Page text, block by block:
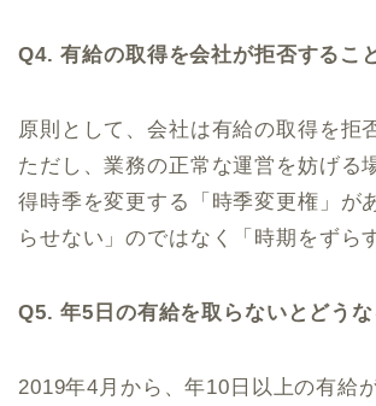
Q4. 有給の取得を会社が拒否するこ
原則として、会社は有給の取得を拒
ただし、業務の正常な運営を妨げる
得時季を変更する「時季変更権」が
らせない」のではなく「時期をずら
Q5. 年5日の有給を取らないとどうな
2019年4月から、年10日以上の有給